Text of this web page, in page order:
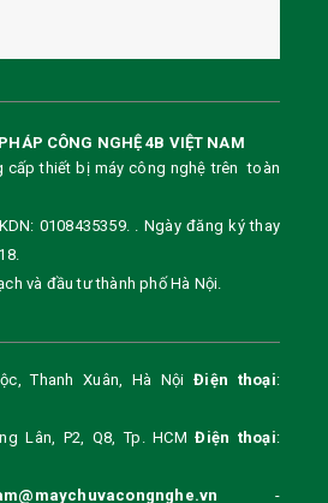
CÔNG NGHỆ 4B VIỆT NAM
cấp thiết bị máy công nghệ trên toàn
0108435359. . Ngày đăng ký thay
và đầu tư thành phố Hà Nội.
Thanh Xuân, Hà NộiĐiện thoại:
Lân, P2, Q8, Tp. HCMĐiện thoại:
-